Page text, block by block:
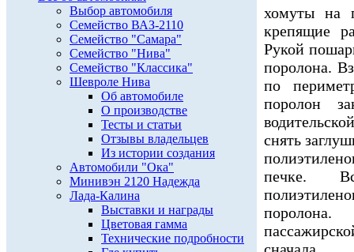
Выбор автомобиля
Семейство ВАЗ-2110
Семейство "Самара"
Семейство "Нива"
Семейство "Классика"
Шевроле Нива
Об автомобиле
О производстве
Тесты и статьи
Отзывы владельцев
Из истории создания
Автомобили "Ока"
Минивэн 2120 Надежда
Лада-Калина
Выставки и награды
Цветовая гамма
Технические подробности
хомуты на
крепящие
Рукой
поролона.
по
поролон
снять
печке.